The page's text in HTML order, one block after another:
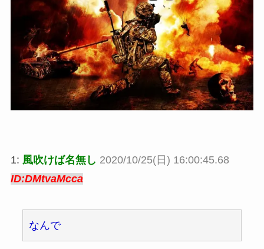
1: 風吹けば名無し 2020/10/25(日) 16:00:45.68
ID:DMtvaMcca
なんで